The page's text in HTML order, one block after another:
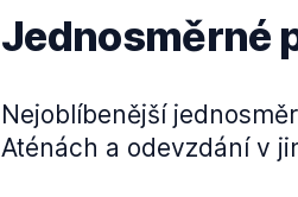
Jednosměrné
Nejoblíbenější
Aténách a odevzdání v